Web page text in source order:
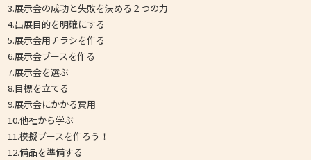
3.展示会の成功と失敗を決める２つの力
4.出展目的を明確にする
5.展示会用チラシを作る
6.展示会ブースを作る
7.展示会を選ぶ
8.目標を立てる
9.展示会にかかる費用
10.他社から学ぶ
11.模擬ブースを作ろう！
12.備品を準備する